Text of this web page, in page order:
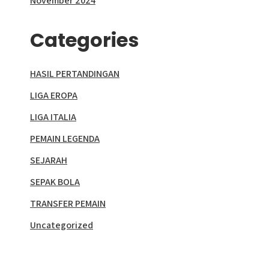
Categories
HASIL PERTANDINGAN
LIGA EROPA
LIGA ITALIA
PEMAIN LEGENDA
SEJARAH
SEPAK BOLA
TRANSFER PEMAIN
Uncategorized